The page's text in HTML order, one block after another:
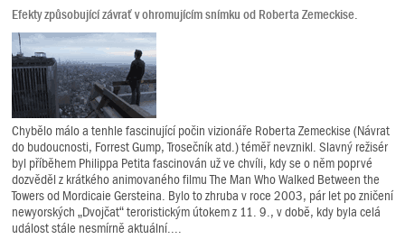
Efekty způsobující závrať v ohromujícím snímku od Roberta Zemeckise.
Chybělo málo a tenhle fascinující počin vizionáře Roberta Zemeckise (Návrat
do budoucnosti, Forrest Gump, Trosečník atd.) téměř nevznikl. Slavný režisér
byl příběhem Philippa Petita fascinován už ve chvíli, kdy se o něm poprvé
dozvěděl z krátkého animovaného filmu The Man Who Walked Between the
Towers od Mordicaie Gersteina. Bylo to zhruba v roce 2003, pár let po zničení
newyorských „Dvojčat“ teroristickým útokem z 11. 9., v době, kdy byla celá
událost stále nesmírně aktuální....